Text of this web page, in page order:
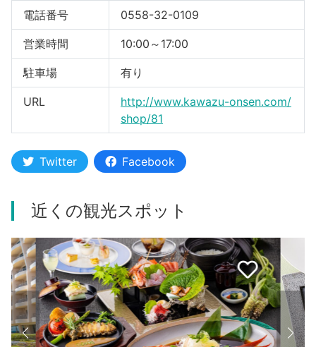
電話番号 0558-32-0109
営業時間 10:00～17:00
駐車場 有り
URL
http://www.kawazu-onsen.com/
shop/81
Twitter Facebook
近くの観光スポット